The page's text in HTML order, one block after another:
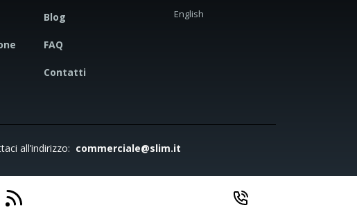
Blog
FAQ
Contatti
English
all’indirizzo: commerciale@slim.it